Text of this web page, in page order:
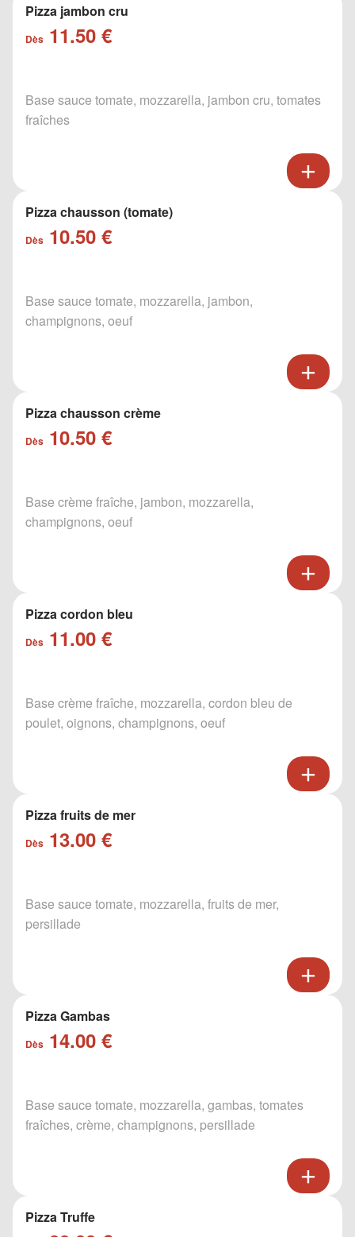
Pizza jambon cru
Dès 11.50 €
Base sauce tomate, mozzarella, jambon cru, tomates
fraîches
Pizza chausson (tomate)
Dès 10.50 €
Base sauce tomate, mozzarella, jambon,
champignons, oeuf
Pizza chausson crème
Dès 10.50 €
Base crème fraîche, jambon, mozzarella,
champignons, oeuf
Pizza cordon bleu
Dès 11.00 €
Base crème fraîche, mozzarella, cordon bleu de
poulet, oignons, champignons, oeuf
Pizza fruits de mer
Dès 13.00 €
Base sauce tomate, mozzarella, fruits de mer,
persillade
Pizza Gambas
Dès 14.00 €
Base sauce tomate, mozzarella, gambas, tomates
fraîches, crème, champignons, persillade
Pizza Truffe